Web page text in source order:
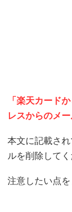
「楽天カード
レスからのメ
本文に記載さ
ルを削除してく
注意したい点を